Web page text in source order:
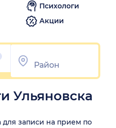
Психологи
Акции
Ульяновска
для записи на прием по